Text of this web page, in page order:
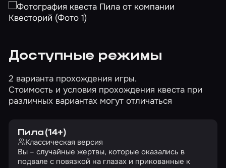
Доступные режимы
2 варианта прохождения игры.
Стоимость и условия прохождения квеста при
различных вариантах могут отличаться
Пила (14+)
Классическая версия
Вы – случайные жертвы, которые оказались в
подвале с повязкой на глазах и прикованные к